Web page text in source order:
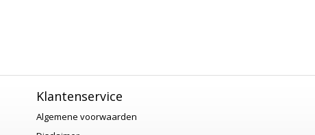
Klantenservice
Algemene voorwaarden